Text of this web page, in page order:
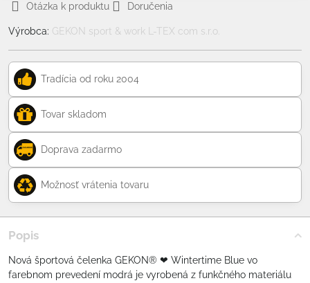
Otázka k produktu Doručenia
Výrobca: GEKON sport & work L-TEX com s.r.o.
Tradícia od roku 2004
Tovar skladom
Doprava zadarmo
Možnosť vrátenia tovaru
Popis
Nová športová čelenka GEKON® ❤ Wintertime Blue vo
farebnom prevedení modrá je vyrobená z funkčného materiálu